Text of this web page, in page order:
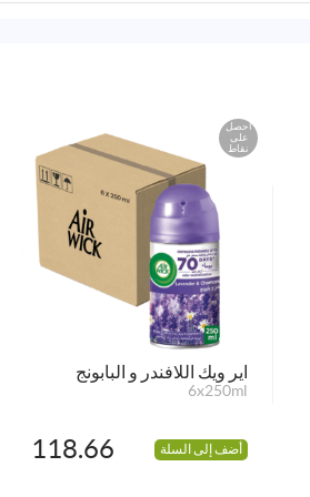
احصل
على
نقاط
اير ويك اللافندر و البابونج
6x250ml
أضف إلى السلة 118.66